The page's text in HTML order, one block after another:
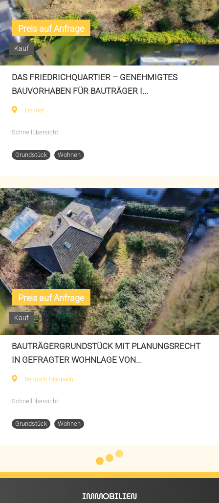
Preis auf Anfrage
Kauf
DAS FRIEDRICHQUARTIER – GENEHMIGTES
BAUVORHABEN FÜR BAUTRÄGER I...
Hennef
Schnellübersicht:
Grundstück Wohnen
Preis auf Anfrage
Kauf
BAUTRÄGERGRUNDSTÜCK MIT PLANUNGSRECHT
IN GEFRAGTER WOHNLAGE VON...
Bergisch Gladbach
Schnellübersicht:
Grundstück Wohnen
IMMOBILIEN